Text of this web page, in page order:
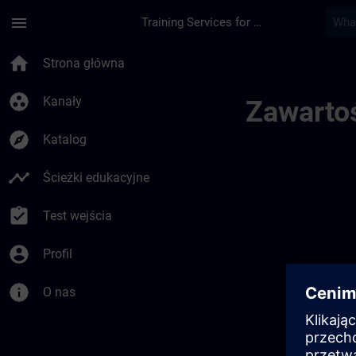
menu Training Services for Digital Industries
home Strona główna
group_work Kanały
explore Katalog
timeline Ścieżki edukacyjne
assignment_turned_in Test wejścia
account_circle Profil
info O nas